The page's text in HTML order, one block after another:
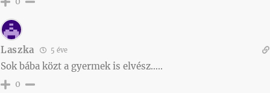
Laszka 5 éve
Sok bába közt a gyermek is elvész…..
0